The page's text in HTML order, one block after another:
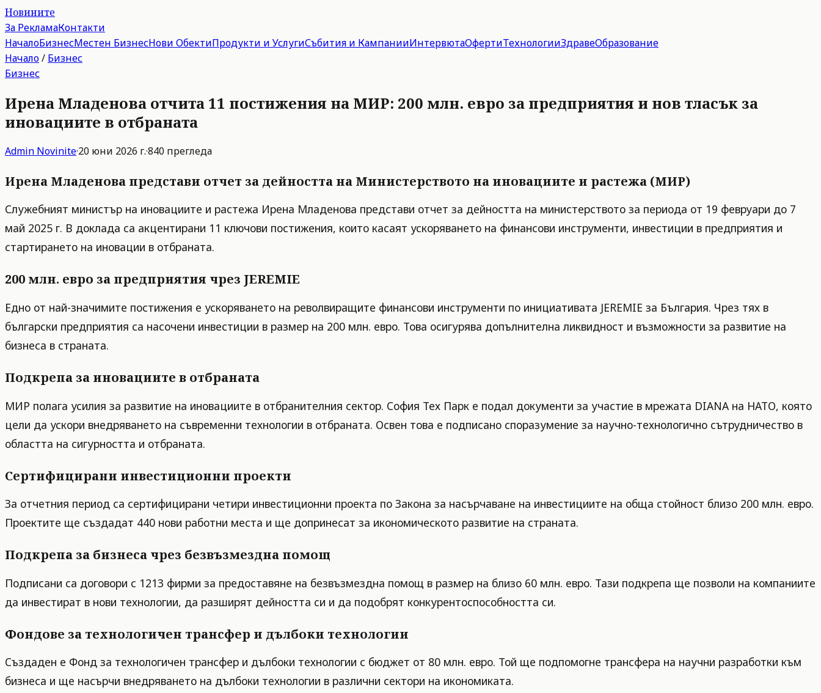
Новините
За РекламаКонтакти
НачалоБизнесМестен БизнесНови ОбектиПродукти и УслугиСъбития и КампанииИнтервютаОфертиТехнологииЗдравеОбразование
Начало/ Бизнес
Бизнес
Ирена Младенова отчита 11 постижения на МИР: 200 млн. евро за предприятия и нов тласък за
иновациите в отбраната
Admin Novinite·20 юни 2026 г.·840 прегледа
Ирена Младенова представи отчет за дейността на Министерството на иновациите и растежа (МИР)
Служебният министър на иновациите и растежа Ирена Младенова представи отчет за дейността на министерството за периода от 19 февруари до 7
май 2025 г. В доклада са акцентирани 11 ключови постижения, които касаят ускоряването на финансови инструменти, инвестиции в предприятия и
стартирането на иновации в отбраната.
200 млн. евро за предприятия чрез JEREMIE
Едно от най-значимите постижения е ускоряването на револвиращите финансови инструменти по инициативата JEREMIE за България. Чрез тях в
български предприятия са насочени инвестиции в размер на 200 млн. евро. Това осигурява допълнителна ликвидност и възможности за развитие на
бизнеса в страната.
Подкрепа за иновациите в отбраната
МИР полага усилия за развитие на иновациите в отбранителния сектор. София Тех Парк е подал документи за участие в мрежата DIANA на НАТО, която
цели да ускори внедряването на съвременни технологии в отбраната. Освен това е подписано споразумение за научно-технологично сътрудничество в
областта на сигурността и отбраната.
Сертифицирани инвестиционни проекти
За отчетния период са сертифицирани четири инвестиционни проекта по Закона за насърчаване на инвестициите на обща стойност близо 200 млн. евро.
Проектите ще създадат 440 нови работни места и ще допринесат за икономическото развитие на страната.
Подкрепа за бизнеса чрез безвъзмездна помощ
Подписани са договори с 1213 фирми за предоставяне на безвъзмездна помощ в размер на близо 60 млн. евро. Тази подкрепа ще позволи на компаниите
да инвестират в нови технологии, да разширят дейността си и да подобрят конкурентоспособността си.
Фондове за технологичен трансфер и дълбоки технологии
Създаден е Фонд за технологичен трансфер и дълбоки технологии с бюджет от 80 млн. евро. Той ще подпомогне трансфера на научни разработки към
бизнеса и ще насърчи внедряването на дълбоки технологии в различни сектори на икономиката.